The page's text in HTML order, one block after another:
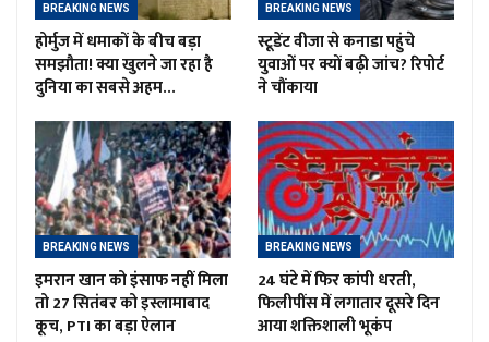
BREAKING NEWS
होर्मुज में धमाकों के बीच बड़ा
समझौता! क्या खुलने जा रहा है
दुनिया का सबसे अहम…
BREAKING NEWS
स्टूडेंट वीजा से कनाडा पहुंचे
युवाओं पर क्यों बढ़ी जांच? रिपोर्ट
ने चौंकाया
BREAKING NEWS
इमरान खान को इंसाफ नहीं मिला
तो 27 सितंबर को इस्लामाबाद
कूच, PTI का बड़ा ऐलान
BREAKING NEWS
24 घंटे में फिर कांपी धरती,
फिलीपींस में लगातार दूसरे दिन
आया शक्तिशाली भूकंप